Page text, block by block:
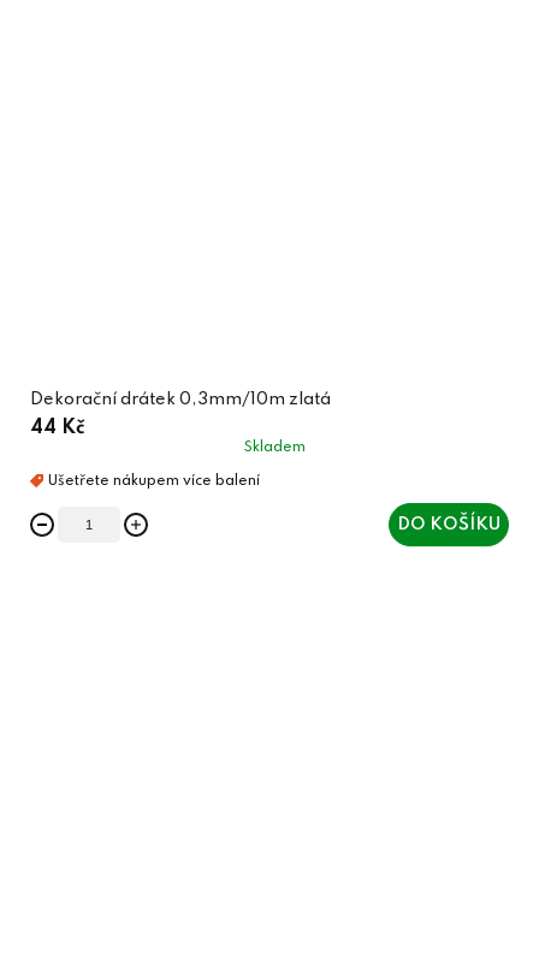
Dekorační drátek 0,3mm/10m zlatá
44 Kč
Skladem
DO KOŠÍKU